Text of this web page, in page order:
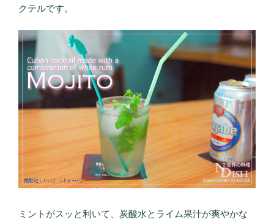
クテルです。
ミントがスッと利いて、炭酸水とライム果汁が爽やかな